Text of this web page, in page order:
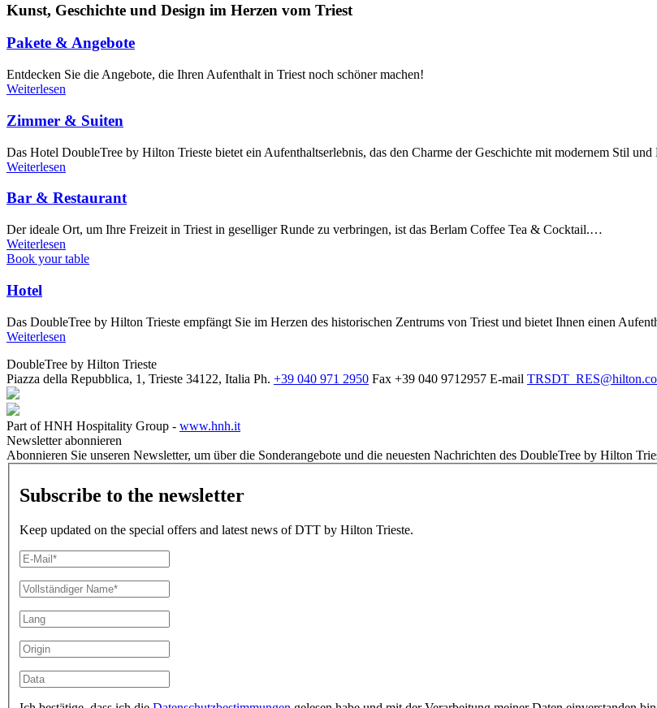
Kunst, Geschichte und Design im Herzen vom Triest
Pakete & Angebote
Entdecken Sie die Angebote, die Ihren Aufenthalt in Triest noch schöner machen!
Weiterlesen
Zimmer & Suiten
Das Hotel DoubleTree by Hilton Trieste bietet ein Aufenthaltserlebnis, das den Charme der Geschichte mit modernem Stil
Weiterlesen
Bar & Restaurant
Der ideale Ort, um Ihre Freizeit in Triest in geselliger Runde zu verbringen, ist das Berlam Coffee Tea & Cocktail.…
Weiterlesen
Book your table
Hotel
Das DoubleTree by Hilton Trieste empfängt Sie im Herzen des historischen Zentrums von Triest und bietet Ihnen einen
Weiterlesen
DoubleTree by Hilton Trieste
Piazza della Repubblica, 1, Trieste 34122, Italia Ph. +39 040 971 2950 Fax +39 040 9712957 E-mail
Part of HNH Hospitality Group - www.hnh.it
Newsletter abonnieren
Abonnieren Sie unseren Newsletter, um über die Sonderangebote und die neuesten Nachrichten des DoubleTree by Hilton
Subscribe to the newsletter
Keep updated on the special offers and latest news of DTT by Hilton Trieste.